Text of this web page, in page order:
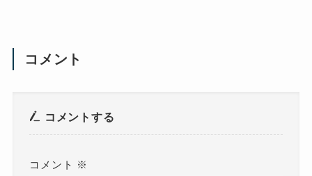
コメント
コメントする
コメント ※